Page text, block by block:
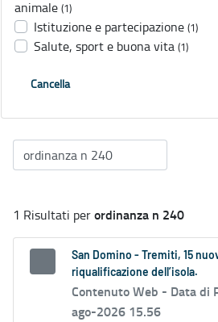
animale (1)
Istituzione e partecipazione (1)
Salute, sport e buona vita (1)
Cancella
1 Risultati perordinanza n 240
San Domino - Tremiti, 15
riqualificazione dell’isola.
Contenuto Web - Data di
ago-2026 15.56